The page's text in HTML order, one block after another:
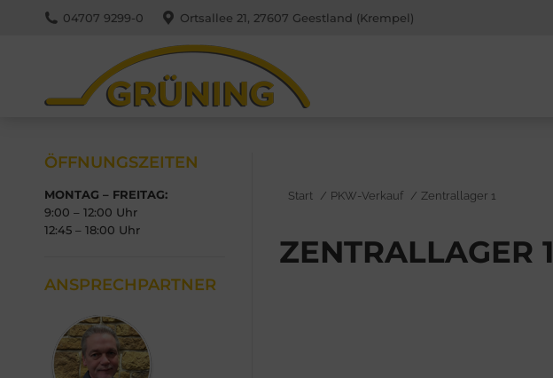
04707 9299-0 Ortsallee 21, 27607 Geestland (Krempel)
Sie befinden sich hier:
Start PKW-Verkauf Zentrallager 1
ZENTRALLAGER 1
ÖFFNUNGSZEITEN
MONTAG – FREITAG:
9:00 – 12:00 Uhr
12:45 – 18:00 Uhr
ANSPRECHPARTNER